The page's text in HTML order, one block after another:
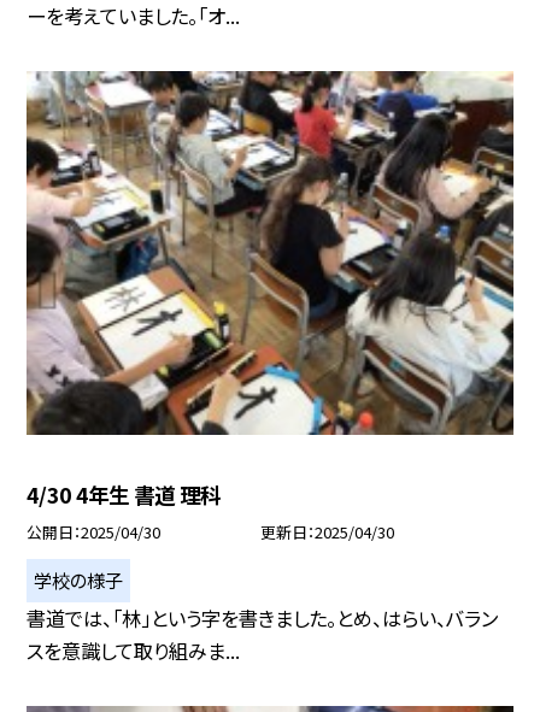
ーを考えていました。「オ...
4/30 4年生 書道 理科
公開日 2025/04/30 更新日 2025/04/30
学校の様子
書道では、「林」という字を書きました。とめ、はらい、バラン
スを意識して取り組みま...